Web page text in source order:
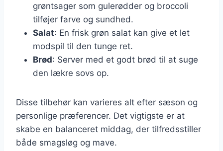
grøntsager som gulerødder og broccoli
tilføjer farve og sundhed.
Salat: En frisk grøn salat kan give et let
modspil til den tunge ret.
Brød: Server med et godt brød til at suge
den lækre sovs op.
Disse tilbehør kan varieres alt efter sæson og
personlige præferencer. Det vigtigste er at
skabe en balanceret middag, der tilfredsstiller
både smagsløg og mave.